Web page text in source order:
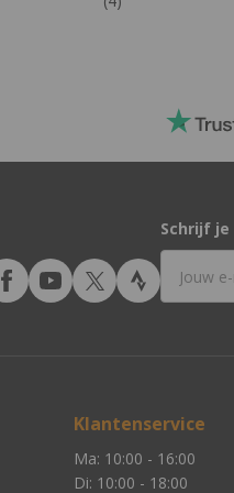
Schrijf
E-
Klantenservice
Ma: 10:00 - 16:00
Di: 10:00 - 18:00